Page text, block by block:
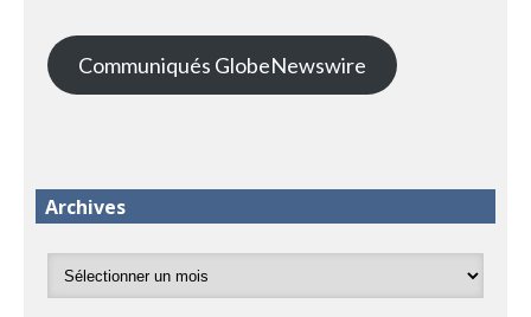
Communiqués GlobeNewswire
Archives